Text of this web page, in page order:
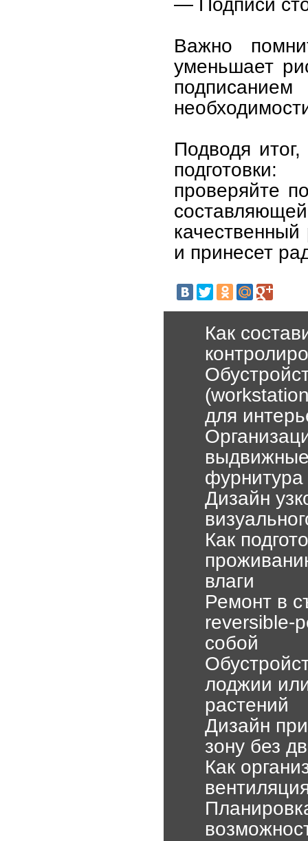
Важно
уменьшает
Подводя
проверяйте
и принесет
Как
для
фурнитура
Дизайн
Как
влаги
Ремонт в
reversible-
собой
лоджии
растений
Дизайн
зону без
Как